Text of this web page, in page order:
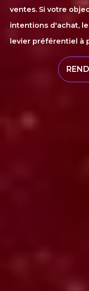
ventes. Si votre
intentions d'achat,
levier préférentiel à